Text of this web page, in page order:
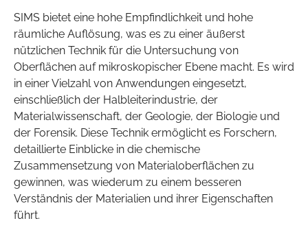
SIMS bietet eine hohe Empfindlichkeit und hohe
räumliche Auflösung, was es zu einer äußerst
nützlichen Technik für die Untersuchung von
Oberflächen auf mikroskopischer Ebene macht. Es wird
in einer Vielzahl von Anwendungen eingesetzt,
einschließlich der Halbleiterindustrie, der
Materialwissenschaft, der Geologie, der Biologie und
der Forensik. Diese Technik ermöglicht es Forschern,
detaillierte Einblicke in die chemische
Zusammensetzung von Materialoberflächen zu
gewinnen, was wiederum zu einem besseren
Verständnis der Materialien und ihrer Eigenschaften
führt.